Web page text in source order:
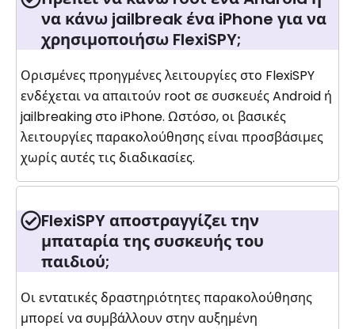
να κάνω jailbreak ένα iPhone για να
χρησιμοποιήσω FlexiSPY;
Ορισμένες προηγμένες λειτουργίες στο FlexiSPY
ενδέχεται να απαιτούν root σε συσκευές Android ή
jailbreaking στο iPhone. Ωστόσο, οι βασικές
λειτουργίες παρακολούθησης είναι προσβάσιμες
χωρίς αυτές τις διαδικασίες.
FlexiSPY αποστραγγίζει την
μπαταρία της συσκευής του
παιδιού;
Οι εντατικές δραστηριότητες παρακολούθησης
μπορεί να συμβάλλουν στην αυξημένη